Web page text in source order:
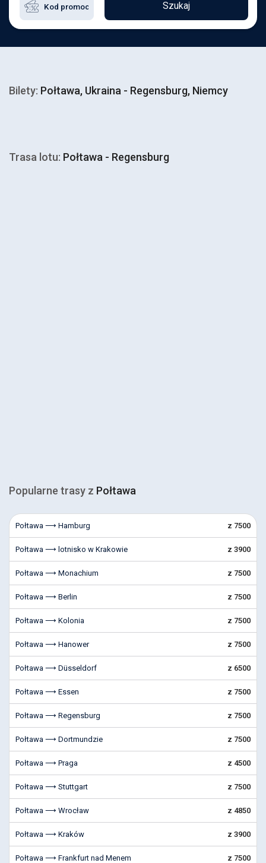
Szukaj
Bilety: Połtawa, Ukraina - Regensburg, Niemcy
Trasa lotu: Połtawa - Regensburg
Popularne trasy z Połtawa
Połtawa ⟶ Hamburg z 7500
Połtawa ⟶ lotnisko w Krakowie z 3900
Połtawa ⟶ Monachium z 7500
Połtawa ⟶ Berlin z 7500
Połtawa ⟶ Kolonia z 7500
Połtawa ⟶ Hanower z 7500
Połtawa ⟶ Düsseldorf z 6500
Połtawa ⟶ Essen z 7500
Połtawa ⟶ Regensburg z 7500
Połtawa ⟶ Dortmundzie z 7500
Połtawa ⟶ Praga z 4500
Połtawa ⟶ Stuttgart z 7500
Połtawa ⟶ Wrocław z 4850
Połtawa ⟶ Kraków z 3900
Połtawa ⟶ Frankfurt nad Menem z 7500